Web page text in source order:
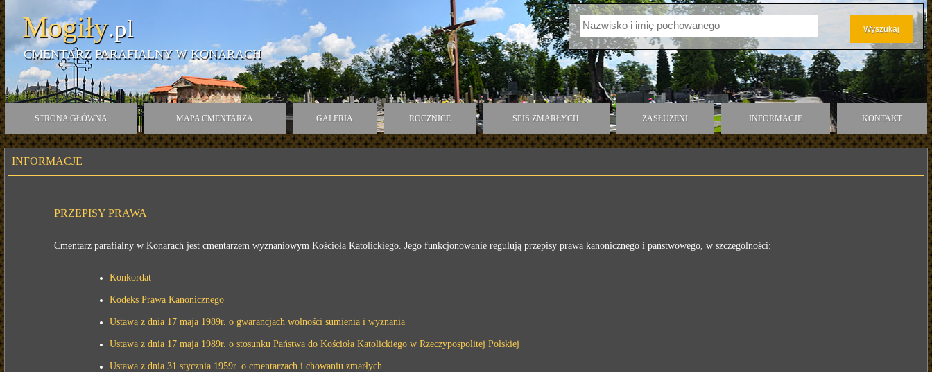
Mogiły.pl
CMENTARZ PARAFIALNY W KONARACH
STRONA GŁÓWNA MAPA CMENTARZA GALERIA ROCZNICE SPIS ZMARŁYCH ZASŁUŻENI INFORMACJE KONTAKT
INFORMACJE
PRZEPISY PRAWA
Cmentarz parafialny w Konarach jest cmentarzem wyznaniowym Kościoła Katolickiego. Jego funkcjonowanie regulują przepisy prawa kanonicznego i państwowego, w szczególności:
Konkordat
Kodeks Prawa Kanonicznego
Ustawa z dnia 17 maja 1989r. o gwarancjach wolności sumienia i wyznania
Ustawa z dnia 17 maja 1989r. o stosunku Państwa do Kościoła Katolickiego w Rzeczypospolitej Polskiej
Ustawa z dnia 31 stycznia 1959r. o cmentarzach i chowaniu zmarłych